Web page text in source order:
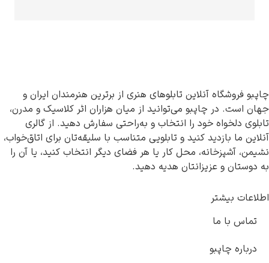
تابلوهای هنری از برترین هنرمندان ایران و
می‌توانید از میان هزاران اثر کلاسیک و مدرن،
را انتخاب و به‌راحتی سفارش دهید. از گالری
و تابلویی متناسب با سلیقه‌تان برای اتاق‌خواب،
محل کار یا هر فضای دیگر انتخاب کنید، یا آن را
هدیه دهید.